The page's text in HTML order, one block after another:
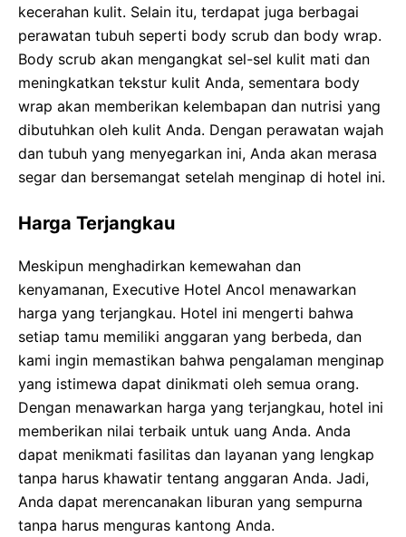
kecerahan kulit. Selain itu, terdapat juga berbagai
perawatan tubuh seperti body scrub dan body wrap.
Body scrub akan mengangkat sel-sel kulit mati dan
meningkatkan tekstur kulit Anda, sementara body
wrap akan memberikan kelembapan dan nutrisi yang
dibutuhkan oleh kulit Anda. Dengan perawatan wajah
dan tubuh yang menyegarkan ini, Anda akan merasa
segar dan bersemangat setelah menginap di hotel ini.
Harga Terjangkau
Meskipun menghadirkan kemewahan dan
kenyamanan, Executive Hotel Ancol menawarkan
harga yang terjangkau. Hotel ini mengerti bahwa
setiap tamu memiliki anggaran yang berbeda, dan
kami ingin memastikan bahwa pengalaman menginap
yang istimewa dapat dinikmati oleh semua orang.
Dengan menawarkan harga yang terjangkau, hotel ini
memberikan nilai terbaik untuk uang Anda. Anda
dapat menikmati fasilitas dan layanan yang lengkap
tanpa harus khawatir tentang anggaran Anda. Jadi,
Anda dapat merencanakan liburan yang sempurna
tanpa harus menguras kantong Anda.